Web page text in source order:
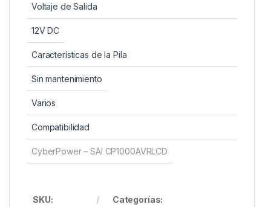
Voltaje de Salida
12V DC
Características de la Pila
Sin mantenimiento
Varios
Compatibilidad
CyberPower – SAI CP1000AVRLCD
SKU:
Categorías: